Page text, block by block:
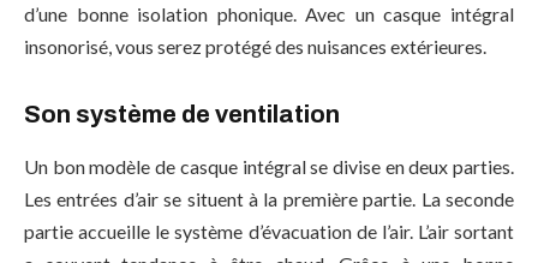
d’une bonne isolation phonique. Avec un casque intégral
insonorisé, vous serez protégé des nuisances extérieures.
Son système de ventilation
Un bon modèle de casque intégral se divise en deux parties.
Les entrées d’air se situent à la première partie. La seconde
partie accueille le système d’évacuation de l’air. L’air sortant